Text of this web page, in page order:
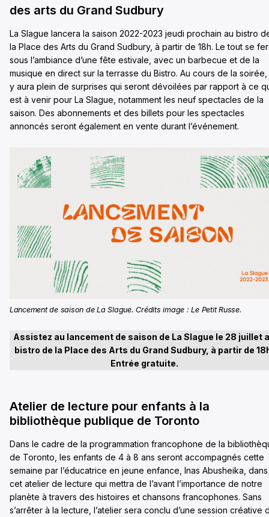
des arts du Grand Sudbury
La Slague lancera la saison 2022-2023 jeudi prochain au bistro
la Place des Arts du Grand Sudbury, à partir de 18h. Le tout se
sous l’ambiance d’une fête estivale, avec un barbecue et de la
musique en direct sur la terrasse du Bistro. Au cours de la soirée,
y aura plein de surprises qui seront dévoilées par rapport à ce
est à venir pour La Slague, notamment les neuf spectacles de la
saison. Des abonnements et des billets pour les spectacles
annoncés seront également en vente durant l’événement.
Lancement de saison de La Slague. Crédits image : Le Petit Russe.
Assistez au lancement de saison de La Slague le 28 juillet
bistro de la Place des Arts du Grand Sudbury, à partir de
Entrée gratuite.
Atelier de lecture pour enfants à la
bibliothèque publique de Toronto
Dans le cadre de la programmation francophone de la
de Toronto, les enfants de 4 à 8 ans seront accompagnés cette
semaine par l’éducatrice en jeune enfance, Inas Abusheika, dans
cet atelier de lecture qui mettra de l’avant l’importance de notre
planète à travers des histoires et chansons francophones. Sans
s’arrêter à la lecture, l’atelier sera conclu d’une session créative